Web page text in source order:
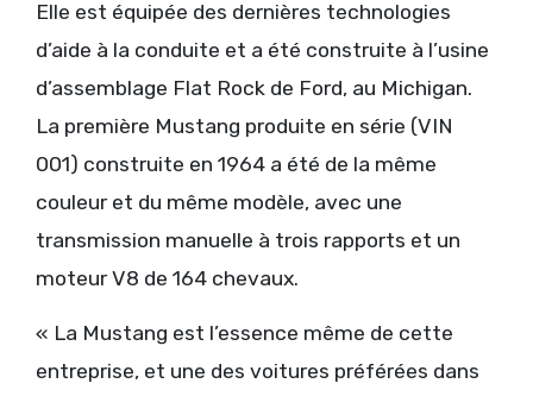
Elle est équipée des dernières technologies
d’aide à la conduite et a été construite à l’usine
d’assemblage Flat Rock de Ford, au Michigan.
La première Mustang produite en série (VIN
001) construite en 1964 a été de la même
couleur et du même modèle, avec une
transmission manuelle à trois rapports et un
moteur V8 de 164 chevaux.
« La Mustang est l’essence même de cette
entreprise, et une des voitures préférées dans